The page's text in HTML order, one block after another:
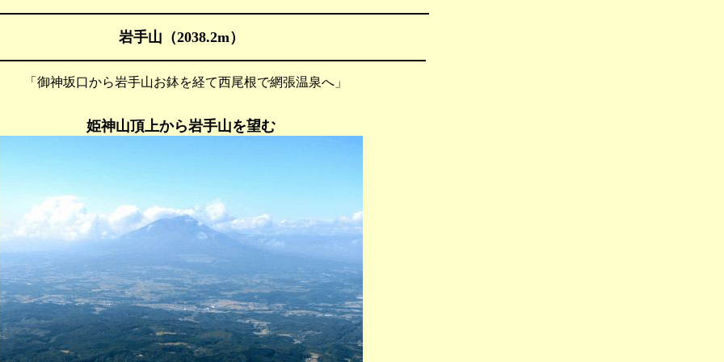
岩手山（2038.2m）
神坂口から岩手山お鉢を経て西尾根で網張温泉へ」
姫神山頂上から岩手山を望む